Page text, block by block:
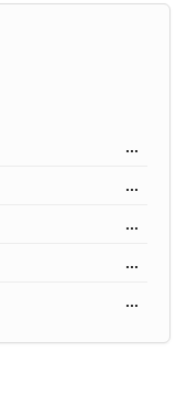
...
...
...
...
...